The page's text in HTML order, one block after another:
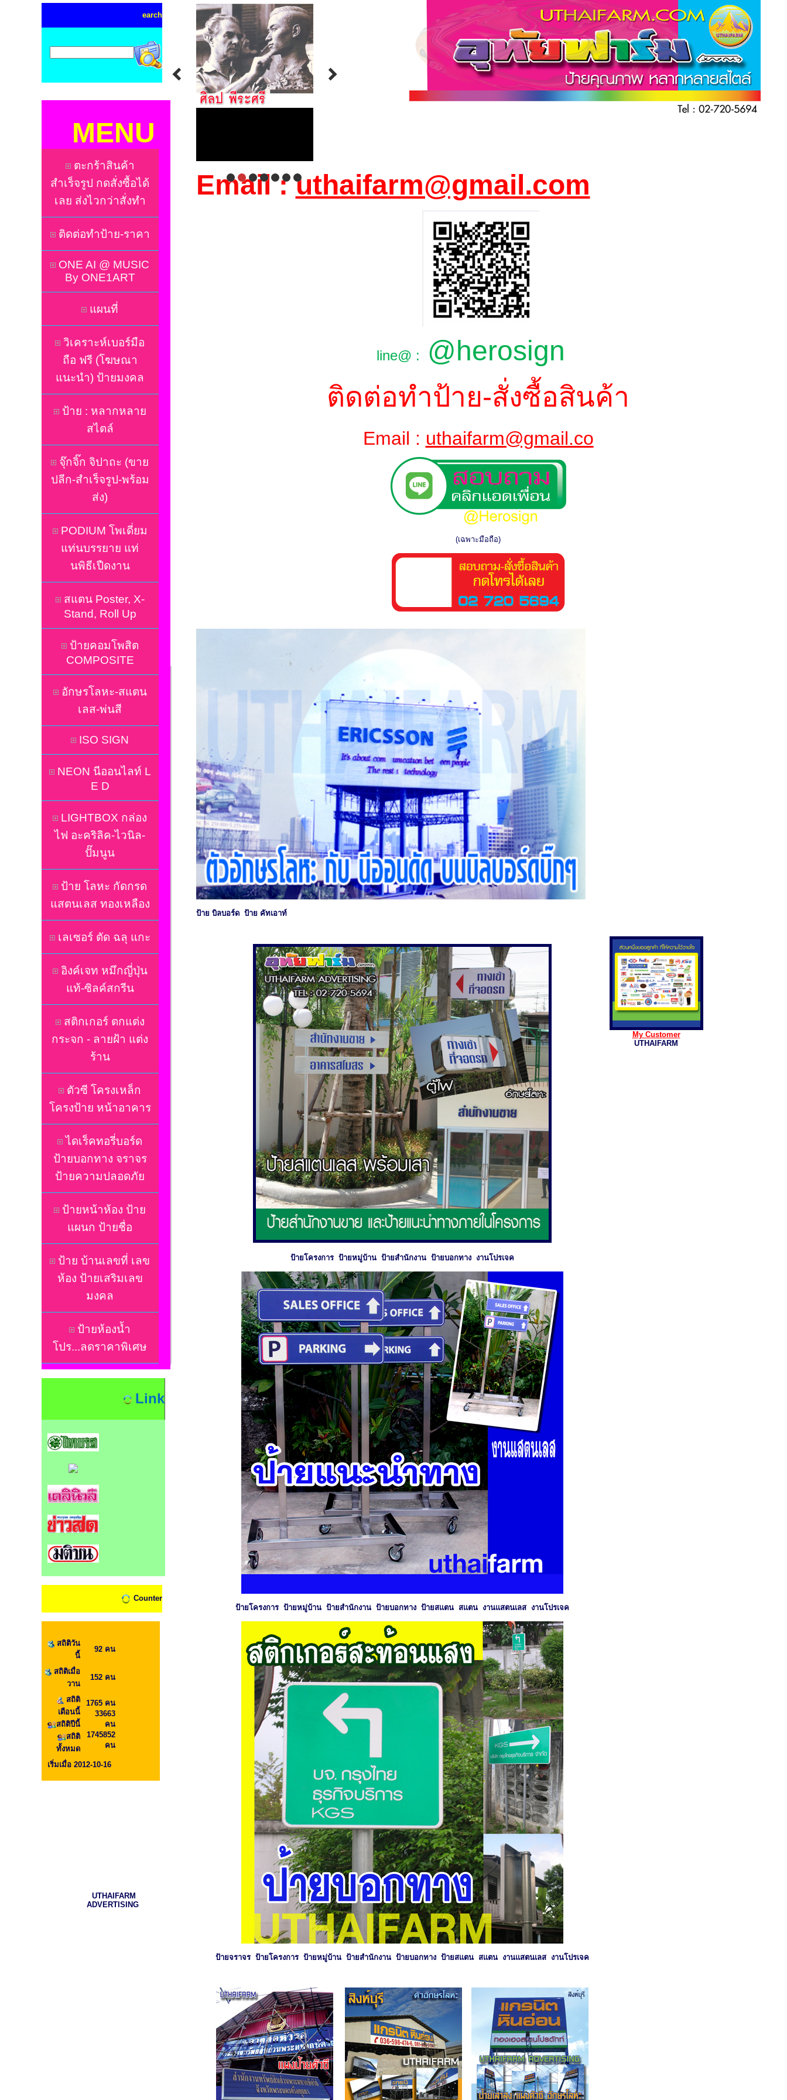
earch
MENU
ตะกร้าสินค้า
สำเร็จรูป กดสั่งซื้อได้
เลย ส่งไวกว่าสั่งทำ
ติดต่อทำป้าย-ราคา
ONE AI @ MUSIC
By ONE1ART
แผนที่
วิเคราะห์เบอร์มือ
ถือ ฟรี (โฆษณา
แนะนำ) ป้ายมงคล
ป้าย : หลากหลาย
สไตล์
จุ๊กจิ๊ก จิปาถะ (ขาย
ปลีก-สำเร็จรูป-พร้อม
ส่ง)
PODIUM โพเดี่ยม
แท่นบรรยาย แท่
นพิธีเปืดงาน
สแตน Poster, X-
Stand, Roll Up
ป้ายคอมโพสิต
COMPOSITE
อักษรโลหะ-สแตน
เลส-พ่นสี
ISO SIGN
NEON นีออนไลท์ L
E D
LIGHTBOX กล่อง
ไฟ อะคริลิค-ไวนิล-
ปั๊มนูน
ป้าย โลหะ กัดกรด
แสตนเลส ทองเหลือง
เลเซอร์ ตัด ฉลุ แกะ
อิงค์เจท หมึกญี่ปุ่น
แท้-ซิลค์สกรีน
สติกเกอร์ ตกแต่ง
กระจก - ลายฝ้า แต่ง
ร้าน
ตัวซี โครงเหล็ก
โครงป้าย หน้าอาคาร
ไดเร็คทอรี่บอร์ด
ป้ายบอกทาง จราจร
ป้ายความปลอดภัย
ป้ายหน้าห้อง ป้าย
แผนก ป้ายชื่อ
ป้าย บ้านเลขที่ เลข
ห้อง ป้ายเสริมเลข
มงคล
ป้ายห้องน้ำ
โปร...ลดราคาพิเศษ
Link
Counter
สถิติวัน
นี้
92 คน
สถิติเมื่อ
วาน
152 คน
สถิติ
เดือนนี้
สถิติปีนี้
สถิติ
ทั้งหมด
1765 คน
33663
คน
1745852
คน
เริ่มเมื่อ 2012-10-16
UTHAIFARM
ADVERTISING
Email :uthaifarm@gmail.com
line@ :
@herosign
ติดต่อทำป้าย-สั่งซื้อสินค้า
Email : uthaifarm@gmail.co
(เฉพาะมือถือ)
ป้าย บิลบอร์ด ป้าย คัทเอาท์
ป้ายโครงการ ป้ายหมู่บ้าน ป้ายสำนักงาน ป้ายบอกทาง งานโปรเจค
ป้ายโครงการ ป้ายหมู่บ้าน ป้ายสำนักงาน ป้ายบอกทาง ป้ายสแตน สแตน งานแสตนเลส งานโปรเจค
ป้ายจราจร ป้ายโครงการ ป้ายหมู่บ้าน ป้ายสำนักงาน ป้ายบอกทาง ป้ายสแตน สแตน งานแสตนเลส งานโปรเจค
My Customer
UTHAIFARM